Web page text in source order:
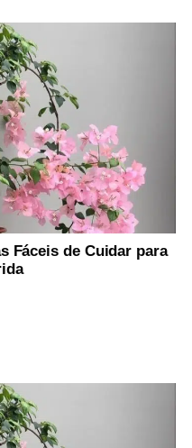
Fáceis de Cuidar para